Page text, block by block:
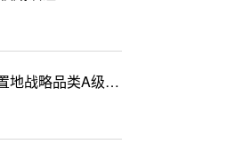
地战略品类A级供